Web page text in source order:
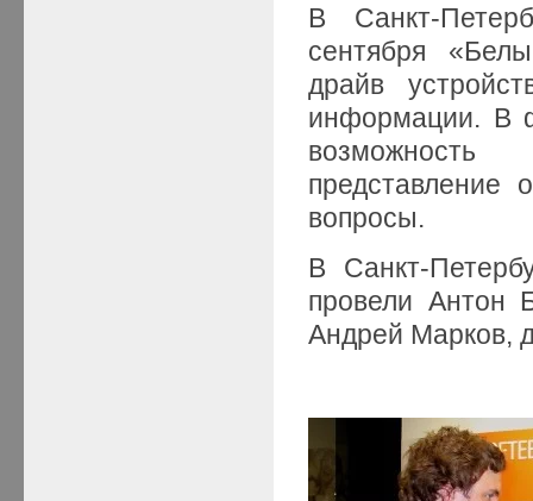
В Санкт-
сентября
драйв
информации. В
представление
вопросы.
В Санкт-
провели Антон
Андрей Марков,